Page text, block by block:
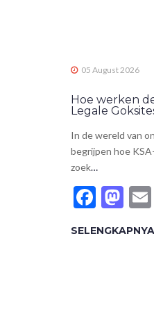
05 August 2026
Hoe werken
Legale
In de wereld van
begrijpen hoe
zoek…
SELENGKAPNYA